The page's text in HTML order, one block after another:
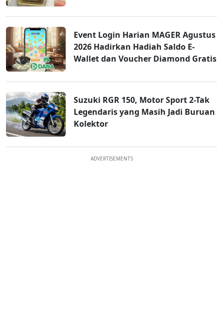
Event Login Harian MAGER Agustus
2026 Hadirkan Hadiah Saldo E-
Wallet dan Voucher Diamond Gratis
Suzuki RGR 150, Motor Sport 2-Tak
Legendaris yang Masih Jadi Buruan
Kolektor
ADVERTISEMENTS